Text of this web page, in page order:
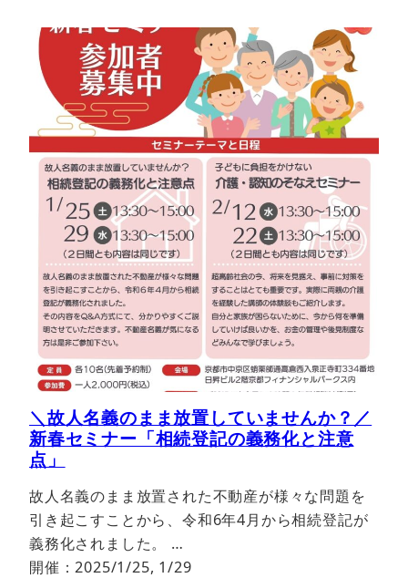
＼故人名義のまま放置していませんか？／
新春セミナー「相続登記の義務化と注意
点」
故人名義のまま放置された不動産が様々な問題を
引き起こすことから、令和6年4月から相続登記が
義務化されました。 …
開催：2025/1/25, 1/29